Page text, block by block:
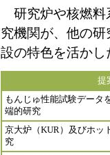
研究炉や核燃料
究機関が、他の
設の特色を活か
提
もんじゅ性能試験データ
端的研究
京大炉（KUR）及びホッ
究